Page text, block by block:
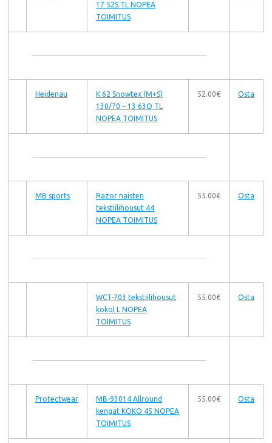
17 52S TL NOPEA
TOIMITUS
Heidenau
K 62 Snowtex (M+S)
130/70 – 13 63Q TL
NOPEA TOIMITUS
52.00€ Osta
MB sports
Razor naisten
tekstiilihousut 44
NOPEA TOIMITUS
55.00€ Osta
WCT-703 tekstiilihousut
kokol L NOPEA
TOIMITUS
55.00€ Osta
Protectwear
MB-93014 Allround
kengät KOKO 45 NOPEA
TOIMITUS
55.00€ Osta